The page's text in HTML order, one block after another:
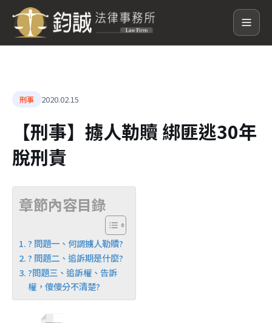
刑事 2020.02.15
【刑事】擄人勒贖 綁匪逃30年
脫刑責
章節內容目錄
? 問題一、何謂擄人勒贖?
? 問題二、追訴期是什麼?
?問題三、追訴權、告訴
權，傻傻分不清楚?